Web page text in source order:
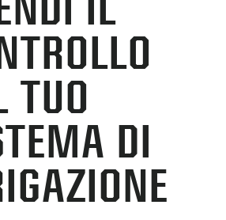
TUO
DI